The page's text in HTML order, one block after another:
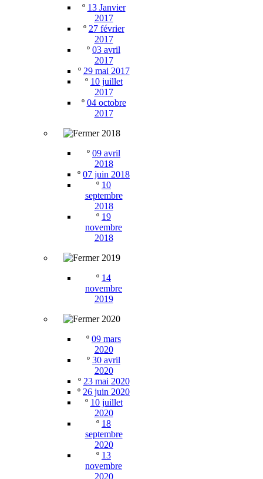
º 13 Janvier
2017
º 27 février
2017
º 03 avril
2017
º 29 mai 2017
º 10 juillet
2017
º 04 octobre
2017
2018
º 09 avril
2018
º 07 juin 2018
º 10
septembre
2018
º 19
novembre
2018
2019
º 14
novembre
2019
2020
º 09 mars
2020
º 30 avril
2020
º 23 mai 2020
º 26 juin 2020
º 10 juillet
2020
º 18
septembre
2020
º 13
novembre
2020